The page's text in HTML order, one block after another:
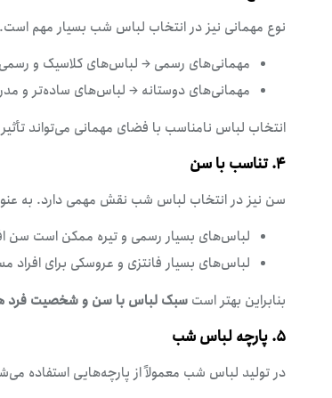
نوع مهمانی نیز در انتخاب لباس شب بسیار مهم
مهمانی‌های رسمی → لباس‌های کلاسیک و رسمی
مهمانی‌های دوستانه → لباس‌های ساده‌تر و
انتخاب لباس نامناسب با فضای مهمانی می‌تواند
۴. تناسب با سن
سن نیز در انتخاب لباس شب نقش مهمی دارد. به
لباس‌های بسیار رسمی و تیره ممکن است سن
لباس‌های بسیار فانتزی و عروسکی برای
بنابراین بهتر است سبک لباس با سن و شخصیت فرد
۵. پارچه لباس شب
در تولید لباس شب معمولاً از پارچه‌هایی استفاده